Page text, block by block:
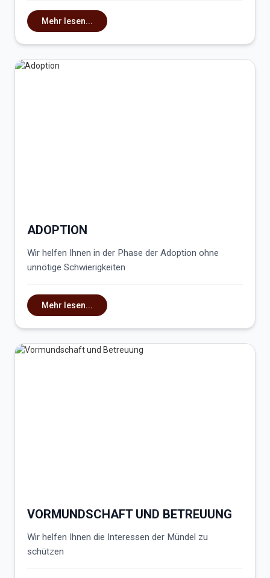
Mehr lesen...
ADOPTION
Wir helfen Ihnen in der Phase der Adoption ohne
unnötige Schwierigkeiten
Mehr lesen...
VORMUNDSCHAFT UND BETREUUNG
Wir helfen Ihnen die Interessen der Mündel zu
schützen